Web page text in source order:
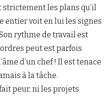
les plans qu’il
entier voit en lui les signes
rythme de travail est
peut est parfois
d’un chef ! Il est tenace
à la tâche.
peur, ni les projets